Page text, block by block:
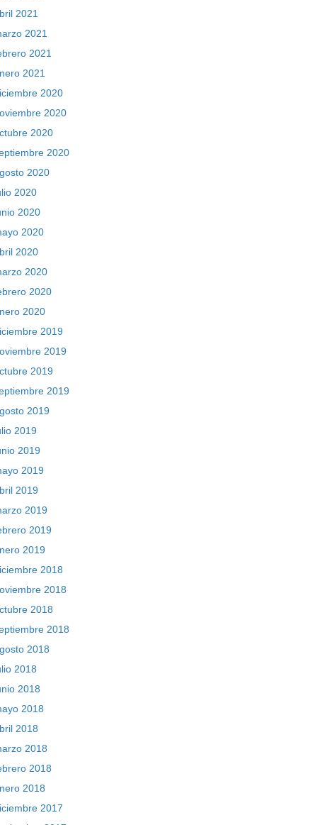
2021
2021
2021
2021
2020
2020
2020
2020
2020
2020
2020
2020
2020
2020
2020
2020
2019
2019
2019
2019
2019
2019
2019
2019
2019
2019
2019
2019
2018
2018
2018
2018
2018
2018
2018
2018
2018
2018
2018
2018
2017